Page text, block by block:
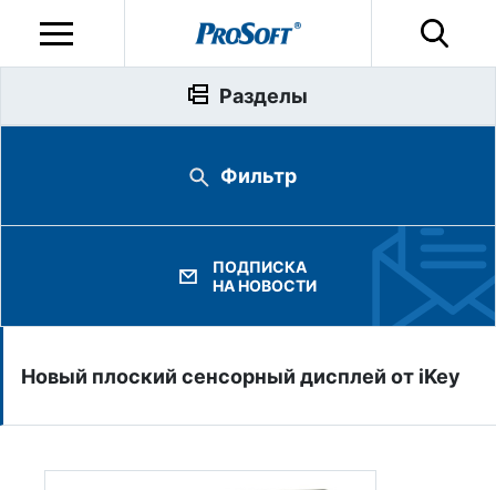
Новый плоский сенсорный дисплей от iKey
Разделы
Фильтр
ПОДПИСКА
НА НОВОСТИ